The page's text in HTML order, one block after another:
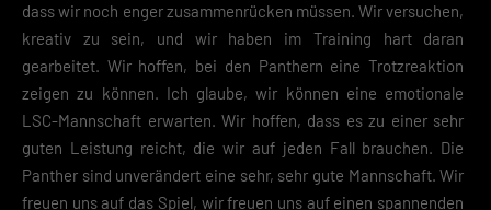
dass wir noch enger zusammenrücken müssen. Wir versuchen,
kreativ zu sein, und wir haben im Training hart daran
gearbeitet. Wir hoffen, bei den Panthern eine Trotzreaktion
zeigen zu können. Ich glaube, wir können eine emotionale
LSC-Mannschaft erwarten. Wir hoffen, dass es zu einer sehr
guten Leistung reicht, die wir auf jeden Fall brauchen. Die
Panther sind unverändert eine sehr, sehr gute Mannschaft. Wir
freuen uns auf das Spiel, wir freuen uns auf einen spannenden